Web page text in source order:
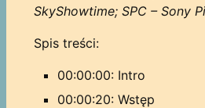
SkyShowtime; SPC – Sony
Spis treści:
00:00:00: Intro
00:00:20: Wstęp